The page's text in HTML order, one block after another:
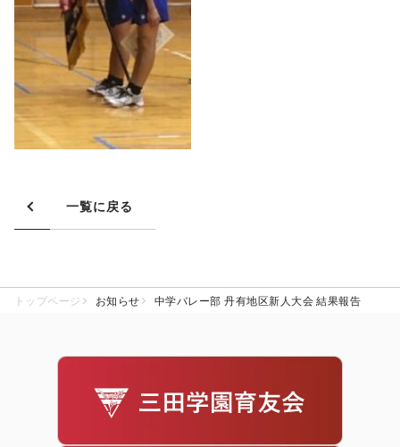
一覧に戻る
トップページ お知らせ 中学バレー部 丹有地区新人大会 結果報告